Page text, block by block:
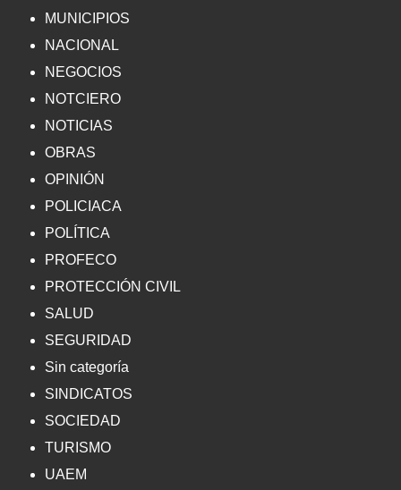
MUNICIPIOS
NACIONAL
NEGOCIOS
NOTCIERO
NOTICIAS
OBRAS
OPINIÓN
POLICIACA
POLÍTICA
PROFECO
PROTECCIÓN CIVIL
SALUD
SEGURIDAD
Sin categoría
SINDICATOS
SOCIEDAD
TURISMO
UAEM